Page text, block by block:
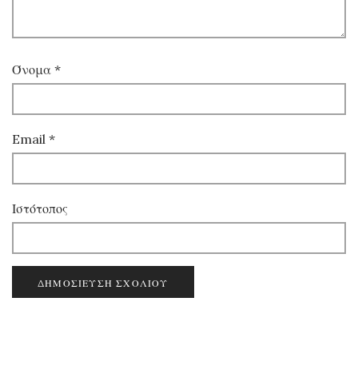
Όνομα *
Email *
Ιστότοπος